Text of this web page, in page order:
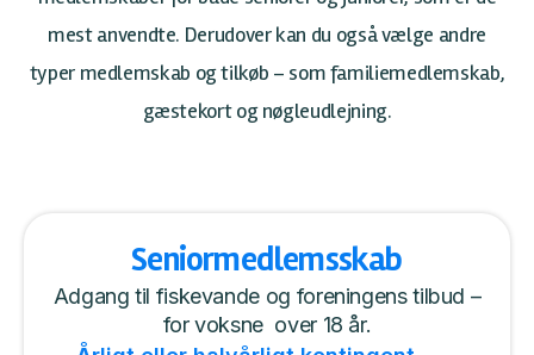
mest anvendte. Derudover kan du også vælge andre
typer medlemskab og tilkøb – som familiemedlemskab,
gæstekort og nøgleudlejning.
Seniormedlemsskab
Adgang til fiskevande og foreningens tilbud –
for voksne over 18 år.